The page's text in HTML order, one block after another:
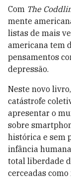
Com The
mente
listas de mais
americana tem
pensamentos
depressão.
Neste novo
catástrofe
apresentar o
sobre
histórica e sem
infância
total liberdade
cerceadas